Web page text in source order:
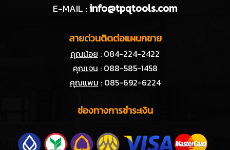
E-MAIL :info@tpqtools.com
สายด่วนติดต่อแผนกขาย
คุณน้อย : 084-224-2422
คุณเจน : 088-585-1458
คุณแพม : 085-692-6224
ช่องทางการชำระเงิน